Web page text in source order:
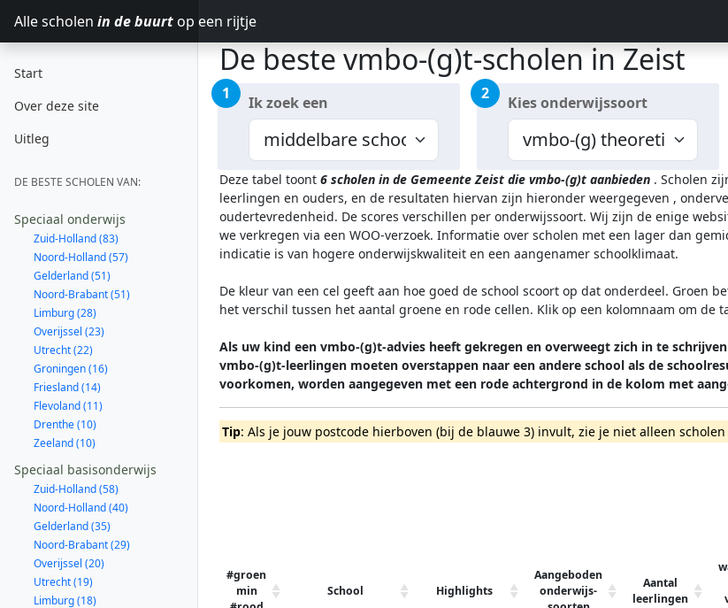
Alle scholen in de buurt op een rijtje
Start
Over deze site
Uitleg
DE BESTE SCHOLEN VAN:
Speciaal onderwijs
Zuid-Holland (83)
Noord-Holland (57)
Gelderland (51)
Noord-Brabant (51)
Limburg (28)
Overijssel (23)
Utrecht (22)
Groningen (16)
Friesland (14)
Flevoland (11)
Drenthe (10)
Zeeland (10)
Speciaal basisonderwijs
Zuid-Holland (58)
Noord-Holland (40)
Gelderland (35)
Noord-Brabant (29)
Overijssel (20)
Utrecht (19)
Limburg (18)
De beste vmbo-(g)t-scholen in Zeist
1 Ik zoek een 2 Kies onderwijssoort
Deze tabel toont 6 scholen in de Gemeente Zeist die vmbo-(g)t aanbieden . Scholen
leerlingen en ouders, en de resultaten hiervan zijn hieronder weergegeven ,
oudertevredenheid. De scores verschillen per onderwijssoort. Wij zijn de enige
we verkregen via een WOO-verzoek. Informatie over scholen met een lager dan
indicatie is van hogere onderwijskwaliteit en een aangenamer schoolklimaat.
De kleur van een cel geeft aan hoe goed de school scoort op dat onderdeel. Groen
het verschil tussen het aantal groene en rode cellen. Klik op een kolomnaam om de
Als uw kind een vmbo-(g)t-advies heeft gekregen en overweegt zich in te
vmbo-(g)t-leerlingen moeten overstappen naar een andere school als de
voorkomen, worden aangegeven met een rode achtergrond in de kolom met
Tip: Als je jouw postcode hierboven (bij de blauwe 3) invult, zie je niet alleen
#groen
min
School Highlights
Aangeboden
onderwijs-
Aantal
leerlingen